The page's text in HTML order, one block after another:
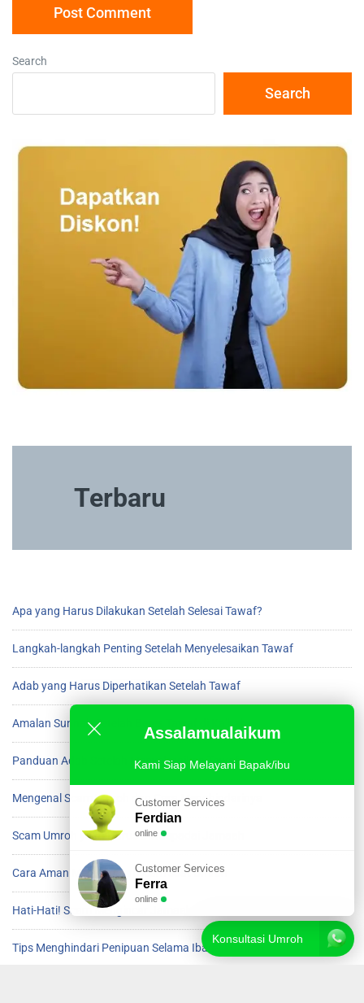
Search
Search
Terbaru
Apa yang Harus Dilakukan Setelah Selesai Tawaf?
Langkah-langkah Penting Setelah Menyelesaikan Tawaf
Adab yang Harus Diperhatikan Setelah Tawaf
Amalan Sunnah Setelah Beres Tawaf di Ka’bah
Panduan Adab Setelah Menyelesaikan Tawaf
Mengenal Scam Umroh dan Cara Menghindarinya
Scam Umroh yang Harus Diwaspadai Jamaah
Cara Aman Menghindari Scam saat Umroh
Hati-Hati! Scam Mengincar Jamaah Umroh
Tips Menghindari Penipuan Selama Ibadah Umroh
Konsultasi Umroh
Assalamualaikum
Kami Siap Melayani Bapak/ibu
Customer Services
Ferdian
online
Customer Services
Ferra
online